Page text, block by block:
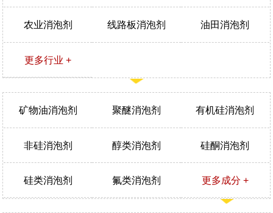
农业消泡剂 线路板消泡剂 油田消泡剂
更多行业 +
矿物油消泡剂 聚醚消泡剂 有机硅消泡剂
非硅消泡剂 醇类消泡剂 硅酮消泡剂
硅类消泡剂 氟类消泡剂 更多成分 +